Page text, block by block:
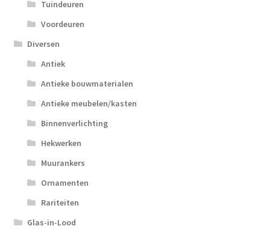
Tuindeuren
Voordeuren
Diversen
Antiek
Antieke bouwmaterialen
Antieke meubelen/kasten
Binnenverlichting
Hekwerken
Muurankers
Ornamenten
Rariteiten
Glas-in-Lood